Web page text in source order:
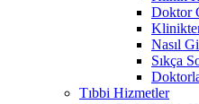
Doktor
Nasıl
Sıkça
Tıbbi Hizmetler